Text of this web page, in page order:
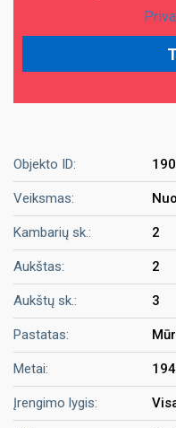
Objekto ID:
Veiksmas:
Kambarių sk.: 2
Aukštas: 2
Aukštų sk.: 3
Pastatas:
Metai:
Įrengimo lygis: